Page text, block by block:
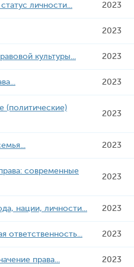
личности... 2023
2023
культуры... 2023
2023
(политические)
2023
2023
современные
2023
нации, личности... 2023
ответственность... 2023
права... 2023